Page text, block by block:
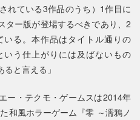
れている3作品のうち）1作目に
ター版が登場するべきであり、2
る。本作品はタイトル通りの
いう仕上がりには及ばないもの
と言える」
ー・テクモ・ゲームスは2014年
和風ホラーゲーム『零 ～濡鴉ノ